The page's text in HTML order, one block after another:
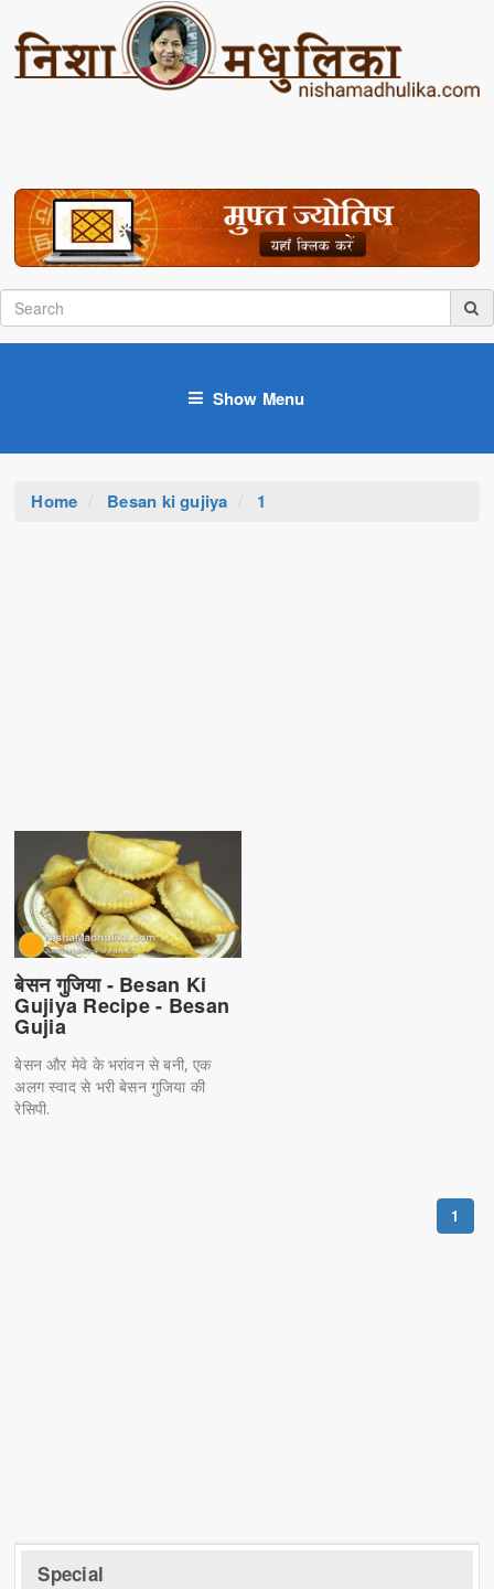
Show Menu
Home Besan ki gujiya 1
बेसन गुजिया - Besan Ki
Gujiya Recipe - Besan
Gujia
बेसन और मेवे के भरांवन से बनी, एक
अलग स्वाद से भरी बेसन गुजिया की
रेसिपी.
1
Special